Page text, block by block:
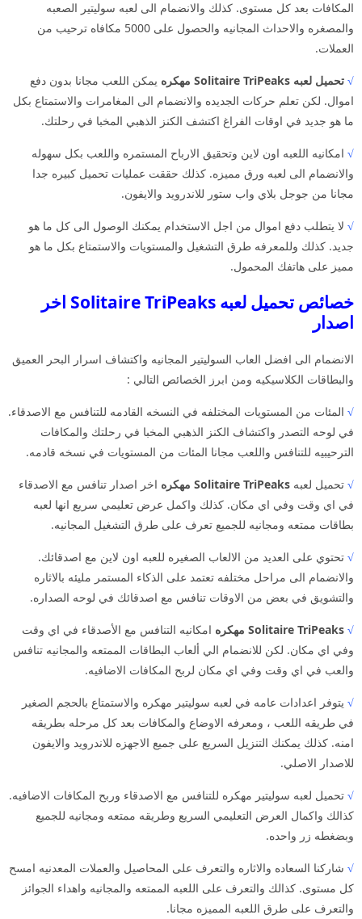
المكافات بعد كل مستوى. كذلك والانضمام الى لعبه سوليتير الصعبه
والمصغره والاحداث المجانيه والحصول على 5000 مكافاه ترحيب من
العملات.
√ تحميل لعبه Solitaire TriPeaks مهكره
يمكن اللعب مجانا بدون دفع
اموال. لكن تعلم حركات الجديده والانضمام الى المغامرات والاستمتاع بكل
ما هو جديد في اوقات الفراغ اكتشف الكنز الذهبي المخبا في رحلتك.
√ امكانيه اللعبه اون لاين وتحقيق الارباح المستمره واللعب بكل سهوله
والانضمام الى لعبه ورق مميزه. كذلك حققت عمليات تحميل كبيره جدا
مجانا من جوجل بلاي واب ستور للاندرويد والايفون.
√ لا يتطلب دفع اموال من اجل الاستخدام يمكنك الوصول الى كل ما هو
جديد. كذلك وللمعرفه طرق التشغيل والمستويات والاستمتاع بكل ما هو
مميز على هاتفك المحمول.
خصائص تحميل لعبه Solitaire TriPeaks اخر
اصدار
الانضمام الى افضل العاب السوليتير المجانيه واكتشاف اسرار البحر العميق
والبطاقات الكلاسيكيه ومن ابرز الخصائص التالي :
√ المئات من المستويات المختلفه في النسخه القادمه للتنافس مع الاصدقاء.
في لوحه التصدر واكتشاف الكنز الذهبي المخبا في رحلتك والمكافات
الترحيبيه للتنافس واللعب مجانا المئات من المستويات في نسخه قادمه.
√ تحميل لعبه Solitaire TriPeaks مهكره
اخر اصدار تنافس مع الاصدقاء
في اي وقت وفي اي مكان. كذلك واكمل عرض تعليمي سريع انها لعبه
بطاقات ممتعه ومجانيه للجميع تعرف على طرق التشغيل المجانيه.
√ تحتوي على العديد من الالعاب الصغيره للعبه اون لاين مع اصدقائك.
والانضمام الى مراحل مختلفه تعتمد على الذكاء المستمر مليئه بالاثاره
والتشويق في بعض من الاوقات تنافس مع اصدقائك في لوحه الصداره.
√ Solitaire TriPeaks مهكره
امكانيه التنافس مع الأصدقاء في اي وقت
وفي اي مكان. لكن للانضمام الي ألعاب البطاقات الممتعه والمجانيه تنافس
والعب في اي وقت وفي اي مكان لربح المكافات الاضافيه.
√ يتوفر اعدادات عامه في لعبه سوليتير مهكره والاستمتاع بالحجم الصغير
في طريقه اللعب ، ومعرفه الاوضاع والمكافات بعد كل مرحله بطريقه
امنه. كذلك يمكنك التنزيل السريع على جميع الاجهزه للاندرويد والايفون
للاصدار الاصلي.
√ تحميل لعبه سوليتير مهكره للتنافس مع الاصدقاء وربح المكافات الاضافيه.
كذالك واكمال العرض التعليمي السريع وطريقه ممتعه ومجانيه للجميع
وبضغطه زر واحده.
√ شاركنا السعاده والاثاره والتعرف على المحاصيل والعملات المعدنيه امسح
كل مستوى. كذالك والتعرف على اللعبه الممتعه والمجانيه واهداء الجوائز
والتعرف على طرق اللعبه المميزه مجانا.